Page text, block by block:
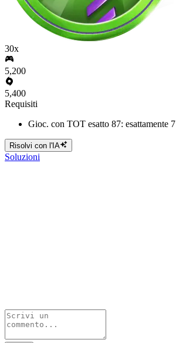
30x
5,200
5,400
Requisiti
Gioc. con TOT esatto 87: esattamente 7
Risolvi con l'IA
Soluzioni